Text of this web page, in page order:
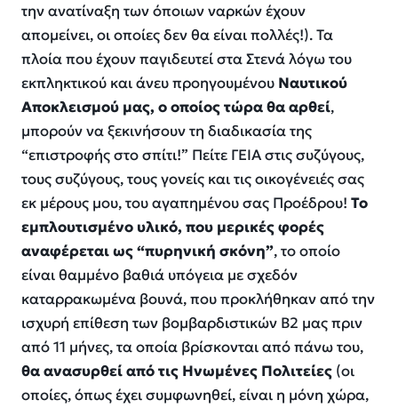
την ανατίναξη των όποιων ναρκών έχουν
απομείνει, οι οποίες δεν θα είναι πολλές!). Τα
πλοία που έχουν παγιδευτεί στα Στενά λόγω του
εκπληκτικού και άνευ προηγουμένου Ναυτικού
Αποκλεισμού μας, ο οποίος τώρα θα αρθεί,
μπορούν να ξεκινήσουν τη διαδικασία της
“επιστροφής στο σπίτι!” Πείτε ΓΕΙΑ στις συζύγους,
τους συζύγους, τους γονείς και τις οικογένειές σας
εκ μέρους μου, του αγαπημένου σας Προέδρου! Το
εμπλουτισμένο υλικό, που μερικές φορές
αναφέρεται ως “πυρηνική σκόνη”, το οποίο
είναι θαμμένο βαθιά υπόγεια με σχεδόν
καταρρακωμένα βουνά, που προκλήθηκαν από την
ισχυρή επίθεση των βομβαρδιστικών B2 μας πριν
από 11 μήνες, τα οποία βρίσκονται από πάνω του,
θα ανασυρθεί από τις Ηνωμένες Πολιτείες (οι
οποίες, όπως έχει συμφωνηθεί, είναι η μόνη χώρα,